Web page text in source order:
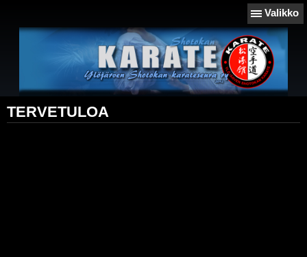
Valikko
TERVETULOA